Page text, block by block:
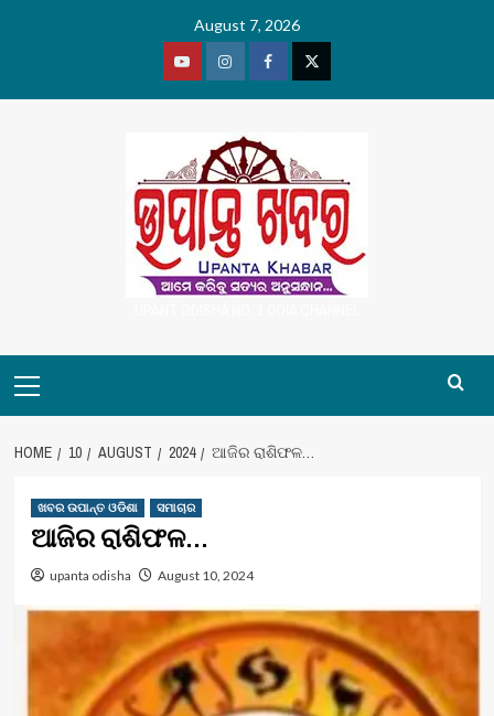
August 7, 2026
YoutubeVimeoFacebookTwitter
Menu
HOME 10 AUGUST 2024 ଆଜିର ରାଶିଫଳ…
ଖବର ଉପାନ୍ତ ଓଡିଶା ସମାଚାର
ଆଜିର ରାଶିଫଳ…
upanta odisha August 10, 2024